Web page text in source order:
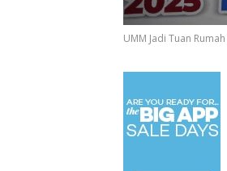
UMM Jadi Tuan